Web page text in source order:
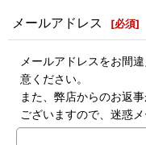
メールアドレス [必須]
メールアドレスをお間
意ください。
また、弊店からのお返
ございますので、迷惑